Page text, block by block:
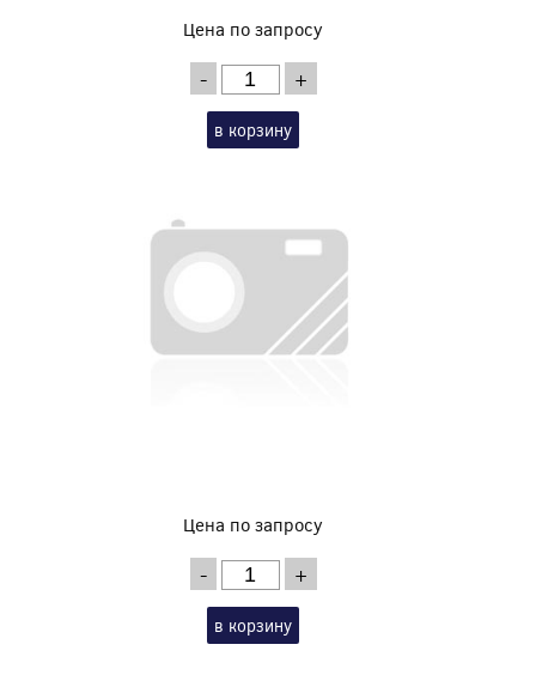
Цена по запросу
- +
в корзину
Цена по запросу
- +
в корзину